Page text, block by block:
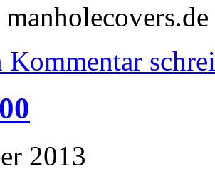
manholecovers.de
Kommentar
2013